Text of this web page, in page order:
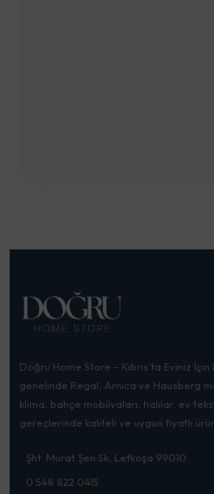
Doğru Home Store – Kıbrıs’ta Eviniz İçin
genelinde Regal, Arnica ve Hausberg
klima, bahçe mobilyaları, halılar, ev
gereçlerinde kaliteli ve uygun fiyatlı
Şht. Murat Şen Sk, Lefkoşa 99010
0 548 822 0415